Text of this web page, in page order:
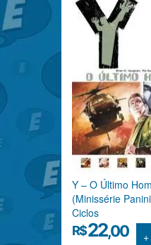
Y – O Último
(Minissérie
Ciclos
R$22,00